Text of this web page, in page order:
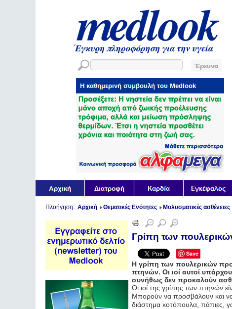
Πλοήγηση: Αρχική Θεματικές Ενότητες Μολυσματικές ασθένειες
Γρίπη των
Save
Η γρίπη των πουλερικών
πτηνών. Οι ιοί αυτοί
συνήθως δεν προκαλούν
Οι ιοί της γρίπης των πτηνών
Μπορούν να προσβάλουν και
διάστημα κοτόπουλα, πάπιες,